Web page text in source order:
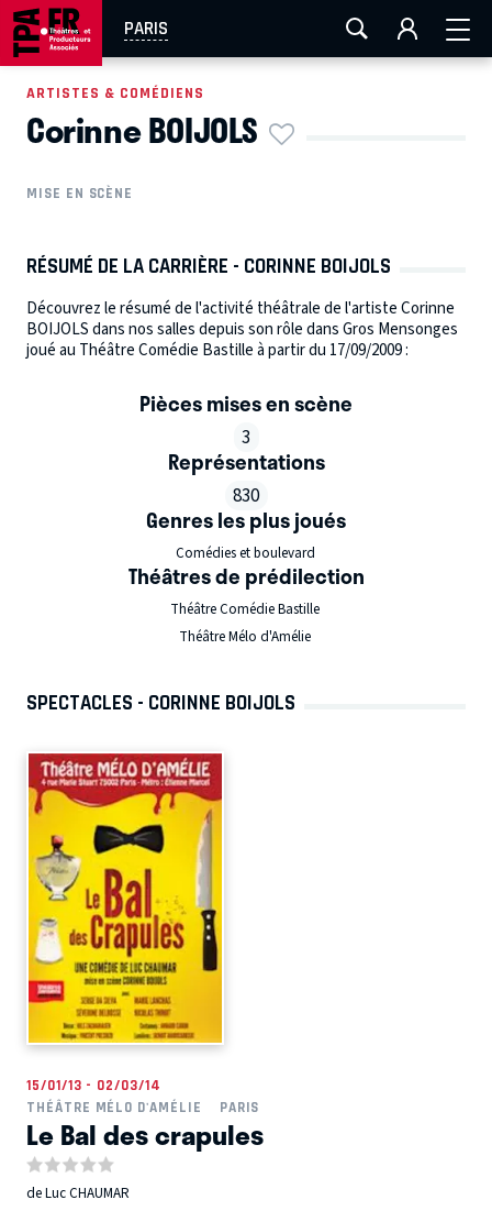
PARIS
AIX-MARSEILLE LA ROCHELLE
EN TOURNÉE
ARTISTES & COMÉDIENS
Corinne BOIJOLS
MISE EN SCÈNE
RÉSUMÉ DE LA CARRIÈRE - CORINNE BOIJOLS
Découvrez le résumé de l'activité théâtrale de l'artiste Corinne
BOIJOLS dans nos salles depuis son rôle dans Gros Mensonges
joué au Théâtre Comédie Bastille à partir du 17/09/2009 :
Pièces mises en scène
3
Représentations
830
Genres les plus joués
Comédies et boulevard
Théâtres de prédilection
Théâtre Comédie Bastille
Théâtre Mélo d'Amélie
SPECTACLES - CORINNE BOIJOLS
15/01/13 - 02/03/14
THÉÂTRE MÉLO D'AMÉLIE
PARIS
Le Bal des crapules
de Luc CHAUMAR